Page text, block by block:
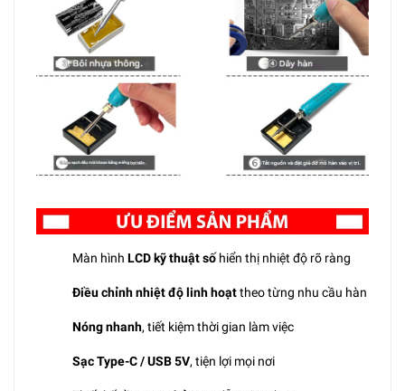
Màn hình LCD kỹ thuật số hiển thị nhiệt độ rõ ràng
Điều chỉnh nhiệt độ linh hoạttheo từng nhu cầu hàn
Nóng nhanh, tiết kiệm thời gian làm việc
Sạc Type-C / USB 5V, tiện lợi mọi nơi